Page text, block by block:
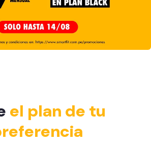
el plan de tu